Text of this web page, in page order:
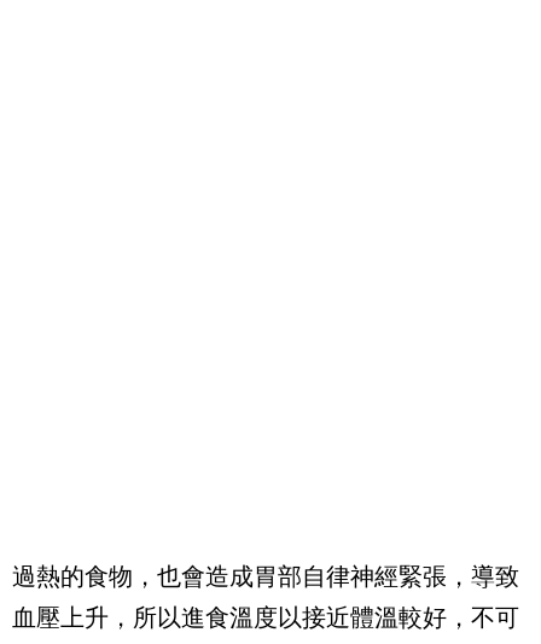
過熱的食物，也會造成胃部自律神經緊張，導致
血壓上升，所以進食溫度以接近體溫較好，不可